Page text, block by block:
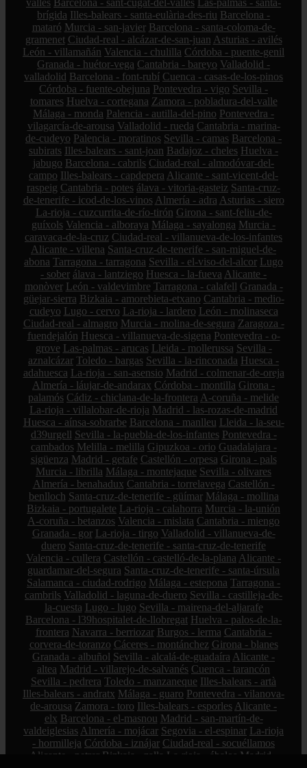
vallès Barcelona - sant-cugat-del-vallès Las-palmas - santa-
brígida Illes-balears - santa-eulària-des-riu Barcelona -
mataró Murcia - san-javier Barcelona - santa-coloma-de-
gramenet Ciudad-real - alcázar-de-san-juan Asturias - avilés
León - villamañán Valencia - chulilla Córdoba - puente-genil
Granada - huétor-vega Cantabria - bareyo Valladolid -
valladolid Barcelona - font-rubí Cuenca - casas-de-los-pinos
Córdoba - fuente-obejuna Pontevedra - vigo Sevilla -
tomares Huelva - cortegana Zamora - pobladura-del-valle
Málaga - monda Palencia - autilla-del-pino Pontevedra -
vilagarcía-de-arousa Valladolid - rueda Cantabria - marina-
de-cudeyo Palencia - moratinos Sevilla - camas Barcelona -
subirats Illes-balears - sant-joan Badajoz - cheles Huelva -
jabugo Barcelona - cabrils Ciudad-real - almodóvar-del-
campo Illes-balears - capdepera Alicante - sant-vicent-del-
raspeig Cantabria - potes álava - vitoria-gasteiz Santa-cruz-
de-tenerife - icod-de-los-vinos Almería - adra Asturias - siero
La-rioja - cuzcurrita-de-río-tirón Girona - sant-feliu-de-
guíxols Valencia - alboraya Málaga - sayalonga Murcia -
caravaca-de-la-cruz Ciudad-real - villanueva-de-los-infantes
Alicante - villena Santa-cruz-de-tenerife - san-miguel-de-
abona Tarragona - tarragona Sevilla - el-viso-del-alcor Lugo
- sober álava - lantziego Huesca - la-fueva Alicante -
monòver León - valdevimbre Tarragona - calafell Granada -
güejar-sierra Bizkaia - amorebieta-etxano Cantabria - medio-
cudeyo Lugo - cervo La-rioja - lardero León - molinaseca
Ciudad-real - almagro Murcia - molina-de-segura Zaragoza -
fuendejalón Huesca - villanueva-de-sigena Pontevedra - o-
grove Las-palmas - arucas Lleida - mollerussa Sevilla -
aznalcázar Toledo - bargas Sevilla - la-rinconada Huesca -
adahuesca La-rioja - san-asensio Madrid - colmenar-de-oreja
Almería - láujar-de-andarax Córdoba - montilla Girona -
palamós Cádiz - chiclana-de-la-frontera A-coruña - melide
La-rioja - villalobar-de-rioja Madrid - las-rozas-de-madrid
Huesca - aínsa-sobrarbe Barcelona - manlleu Lleida - la-seu-
d39urgell Sevilla - la-puebla-de-los-infantes Pontevedra -
cambados Melilla - melilla Gipuzkoa - orio Guadalajara -
sigüenza Madrid - getafe Castellón - orpesa Girona - pals
Murcia - librilla Málaga - montejaque Sevilla - olivares
Almería - benahadux Cantabria - torrelavega Castellón -
benlloch Santa-cruz-de-tenerife - güímar Málaga - mollina
Bizkaia - portugalete La-rioja - calahorra Murcia - la-unión
A-coruña - betanzos Valencia - mislata Cantabria - miengo
Granada - gor La-rioja - tirgo Valladolid - villanueva-de-
duero Santa-cruz-de-tenerife - santa-cruz-de-tenerife
Valencia - cullera Castellón - castelló-de-la-plana Alicante -
guardamar-del-segura Santa-cruz-de-tenerife - santa-úrsula
Salamanca - ciudad-rodrigo Málaga - estepona Tarragona -
cambrils Valladolid - laguna-de-duero Sevilla - castilleja-de-
la-cuesta Lugo - lugo Sevilla - mairena-del-aljarafe
Barcelona - l39hospitalet-de-llobregat Huelva - palos-de-la-
frontera Navarra - berriozar Burgos - lerma Cantabria -
corvera-de-toranzo Cáceres - montánchez Girona - blanes
Granada - albuñol Sevilla - alcalá-de-guadaíra Alicante -
altea Madrid - villarejo-de-salvanés Cuenca - tarancón
Sevilla - pedrera Toledo - manzaneque Illes-balears - artà
Illes-balears - andratx Málaga - guaro Pontevedra - vilanova-
de-arousa Zamora - toro Illes-balears - esporles Alicante -
elx Barcelona - el-masnou Madrid - san-martín-de-
valdeiglesias Almería - mojácar Segovia - el-espinar La-rioja
- hormilleja Córdoba - iznájar Ciudad-real - socuéllamos
Alicante - petrer Bizkaia - zalla La-rioja - ábalos Madrid -